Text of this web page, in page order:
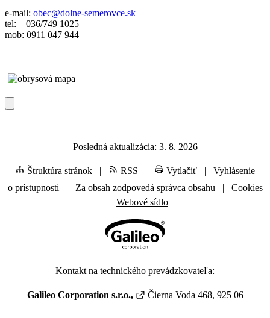
e-mail: obec@dolne-semerovce.sk
tel: 036/749 1025
mob: 0911 047 944
Posledná aktualizácia: 3. 8. 2026
Štruktúra stránok | RSS | Vytlačiť |
Vyhlásenie
o prístupnosti
| Za obsah zodpovedá správca obsahu |
Cookies
|
Webové sídlo
Kontakt na technického prevádzkovateľa:
Galileo Corporation s.r.o., Čierna Voda 468, 925 06